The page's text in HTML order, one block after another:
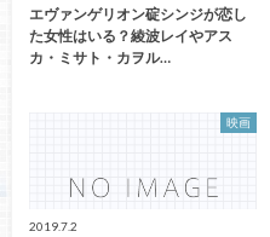
エヴァンゲリオン碇シンジが恋し
た女性はいる？綾波レイやアス
カ・ミサト・カヲル…
映画
2019.7.2